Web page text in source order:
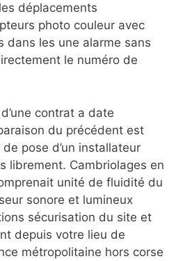
déplacements
photo couleur avec
dans les une alarme sans
le numéro de
contrat a date
du précédent est
de pose d’un installateur
librement. Cambriolages en
unité de fluidité du
sonore et lumineux
sécurisation du site et
depuis votre lieu de
métropolitaine hors corse